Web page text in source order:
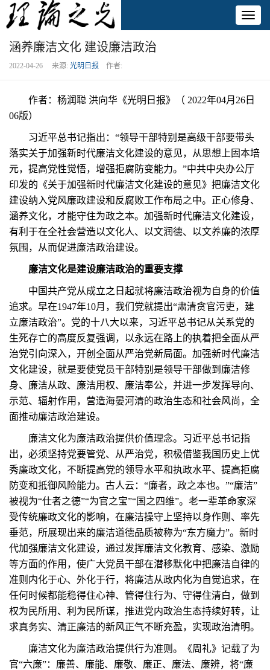
涵养廉洁文化 建设廉洁政治
2022-04-26 来源: 光明日报 作者:
作者：杨润聪 洪向华《光明日报》（ 2022年04月26日
06版）
习近平总书记指出：“领导干部特别是高级干部要带头
落实关于加强新时代廉洁文化建设的意见，从思想上固本培
元，提高党性觉悟，增强拒腐防变能力。”中共中央办公厅
印发的《关于加强新时代廉洁文化建设的意见》把廉洁文化
建设纳入党风廉政建设和反腐败工作布局之中。正心修身、
涵养文化，才能守住为政之本。加强新时代廉洁文化建设，
有利于在全社会营造以文化人、以文润德、以文养廉的浓厚
氛围，从而促进廉洁政治建设。
廉洁文化是建设廉洁政治的重要支撑
中国共产党从成立之日起就将廉洁政治视为自身的价值
追求。早在1947年10月，我们党就提出“肃清贪官污吏，建
立廉洁政治”。党的十八大以来，习近平总书记从关系党的
生死存亡的高度反复强调，以永远在路上的执着把全面从严
治党引向深入，开创全面从严治党新局面。加强新时代廉洁
文化建设，就是要使党员干部特别是领导干部做到廉洁修
身、廉洁从政、廉洁用权、廉洁奉公，并进一步发挥导向、
示范、辐射作用，营造海晏河清的政治生态和社会风尚，全
面推动廉洁政治建设。
廉洁文化为廉洁政治提供价值理念。习近平总书记指
出，必须坚持党要管党、从严治党，积极借鉴我国历史上优
秀廉政文化，不断提高党的领导水平和执政水平、提高拒腐
防变和抵御风险能力。古人云：“廉者，政之本也。”“廉洁”
被视为“仕者之德”“为官之宝”“国之四维”。老一辈革命家深
受传统廉政文化的影响，在廉洁操守上坚持以身作则、率先
垂范，所展现出来的廉洁道德品质被称为“东方魔力”。新时
代加强廉洁文化建设，通过发挥廉洁文化教育、感染、激励
等方面的作用，使广大党员干部在潜移默化中把廉洁自律的
准则内化于心、外化于行，将廉洁从政内化为自觉追求，在
任何时候都能稳得住心神、管得住行为、守得住清白，做到
权为民所用、利为民所谋，推进党内政治生态持续好转，让
求真务实、清正廉洁的新风正气不断充盈，实现政治清明。
廉洁文化为廉洁政治提供行为准则。《周礼》记载了为
官“六廉”：廉善、廉能、廉敬、廉正、廉法、廉辨，将“廉